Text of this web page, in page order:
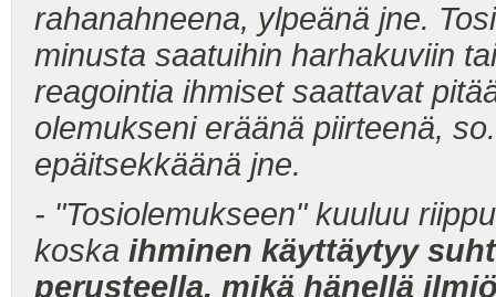
rahanahneena, ylpeänä jne.
minusta saatuihin harhakuviin
reagointia ihmiset saattavat
olemukseni eräänä piirteenä,
epäitsekkäänä jne.
- "Tosiolemukseen" kuuluu
koska ihminen käyttäytyy
perusteella, mikä hänellä